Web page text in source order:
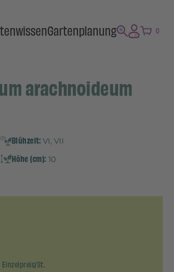
Gartenplanung 0
arachnoideum
Blühzeit: VI, VII
Höhe (cm): 10
Einzelpreis/St.